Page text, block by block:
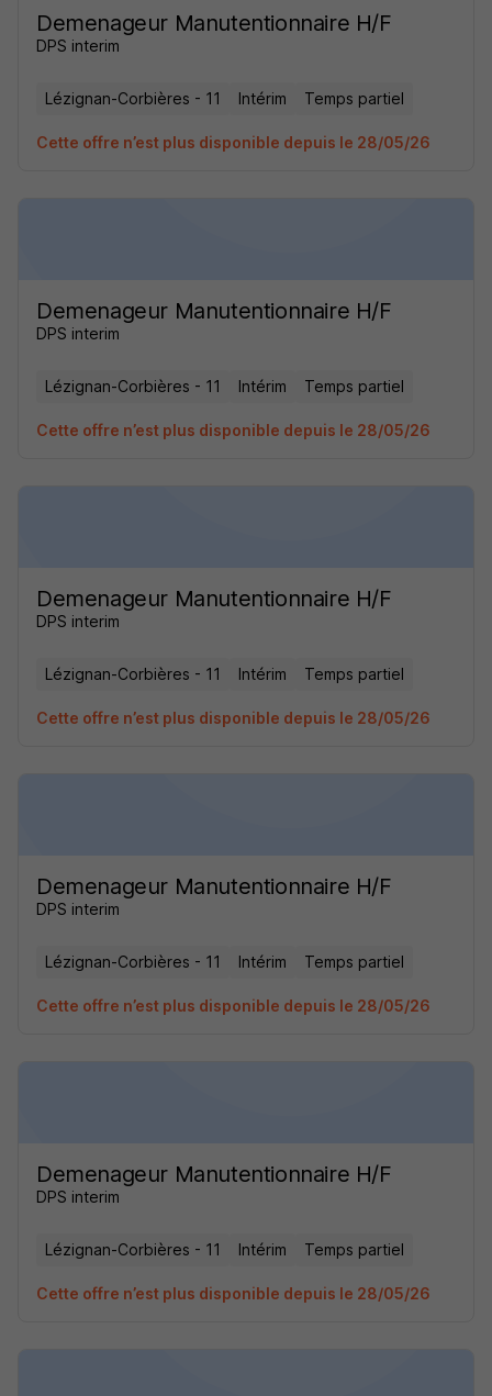
Demenageur Manutentionnaire H/F
DPS interim
Lézignan-Corbières - 11 Intérim Temps partiel
Cette offre n’est plus disponible depuis le 28/05/26
Demenageur Manutentionnaire H/F
DPS interim
Lézignan-Corbières - 11 Intérim Temps partiel
Cette offre n’est plus disponible depuis le 28/05/26
Demenageur Manutentionnaire H/F
DPS interim
Lézignan-Corbières - 11 Intérim Temps partiel
Cette offre n’est plus disponible depuis le 28/05/26
Demenageur Manutentionnaire H/F
DPS interim
Lézignan-Corbières - 11 Intérim Temps partiel
Cette offre n’est plus disponible depuis le 28/05/26
Demenageur Manutentionnaire H/F
DPS interim
Lézignan-Corbières - 11 Intérim Temps partiel
Cette offre n’est plus disponible depuis le 28/05/26